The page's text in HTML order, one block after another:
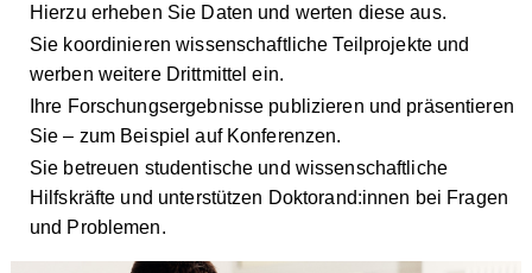
Hierzu erheben Sie Daten und werten diese aus.
Sie koordinieren wissenschaftliche Teilprojekte und
werben weitere Drittmittel ein.
Ihre Forschungsergebnisse publizieren und präsentieren
Sie – zum Beispiel auf Konferenzen.
Sie betreuen studentische und wissenschaftliche
Hilfskräfte und unterstützen Doktorand:innen bei Fragen
und Problemen.